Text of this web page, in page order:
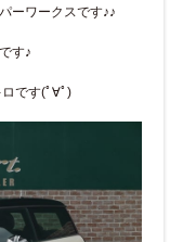
ワークスです♪♪
す♪
です(ﾟ∀ﾟ)